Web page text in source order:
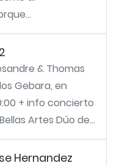
& Thomas
Gebara, en
+ info concierto
Artes Dúo de...
Hernandez